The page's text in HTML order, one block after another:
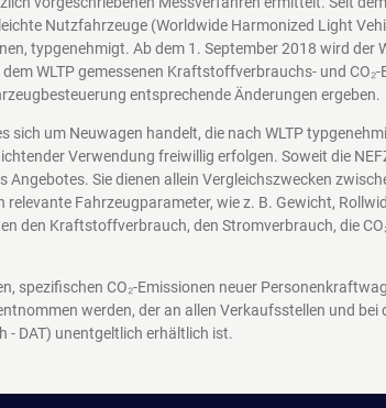
Nutzfahrzeuge (Worldwide Harmonized Light
typgenehmigt. Ab dem 1. September 2018 wird der
WLTP gemessenen Kraftstoffverbrauchs- und
entsprechende Änderungen ergeben.
um Neuwagen handelt, die nach WLTP
Verwendung freiwillig erfolgen. Soweit die
Sie dienen allein Vergleichszwecken
Fahrzeugparameter, wie z. B. Gewicht,
den Kraftstoffverbrauch, den Stromverbrauch, die
CO₂-Emissionen neuer
werden, der an allen Verkaufsstellen und
- DAT) unentgeltlich erhältlich ist.